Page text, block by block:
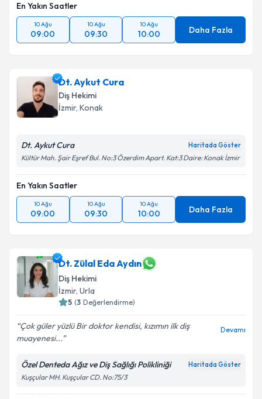
En Yakın Saatler
10 Ağu
09:00
10 Ağu
09:30
10 Ağu
10:00 Daha Fazla
Dt. Aykut Cura
Diş Hekimi
İzmir, Konak
Dt. Aykut Cura Haritada Göster
Kültür Mah. Şair Eşref Bul. No:3 Özerdim Apart. Kat:3 Daire: Konak İzmir
En Yakın Saatler
10 Ağu
09:00
10 Ağu
09:30
10 Ağu
10:00 Daha Fazla
Dt. Zülal Eda Aydın
Diş Hekimi
İzmir, Urla
5 (3 Değerlendirme)
Çok güler yüzlü Bir doktor kendisi, kızımın ilk diş
muayenesi...
Devamı
Özel Denteda Ağız ve Diş Sağlığı Polikliniği Haritada Göster
Kuşçular MH. Kuşçular CD. No:75/3